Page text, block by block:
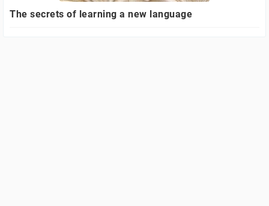
The secrets of learning a new language